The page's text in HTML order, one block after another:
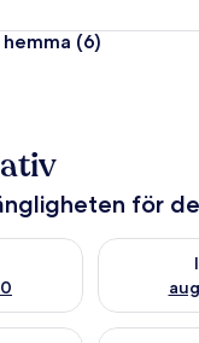
(6)
för
för ikväll aug. 9